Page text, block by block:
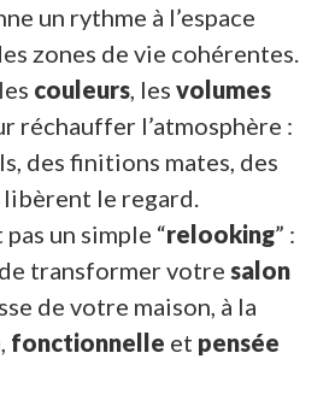
un rythme à l’espace
zones de vie cohérentes.
couleurs, les volumes
réchauffer l’atmosphère :
des finitions mates, des
le regard.
un simple “relooking” :
transformer votre salon
de votre maison, à la
, fonctionnelle et pensée